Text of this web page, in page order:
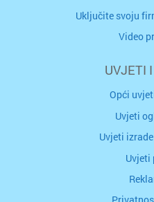
Uključite svoju
Video
UVJETI
Opći
Uvjeti
Uvjeti
Uvjeti